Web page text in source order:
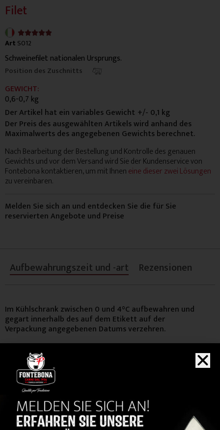
Filet

Art S012
Schweinefilet nationalen Ursprungs.
Position des Zuschnitts
GEWICHT:
0,6-0,7 kg
Der Artikel hat ein variables Gewicht +/- 0,1 kg
Der Preis des ausgewählten Artikels wird anhand des
Maximalwerts des angegebenen Gewichts berechnet.
Nach Bearbeitung der Bestellung und Kontrolle des genauen
Gewichts und vor dem Versand wird Sie der Kundenservice von
Fontebona kontaktieren, um mit Ihneneine dieser zwei Lösungen
zu vereinbaren.
Melden Sie sich an und entdecken Sie die für Sie
reservierten Angebote und Preise
Aufbewahrungszeit und -art Rezensionen
Im Kühlschrank zwischen 0 und 4°C aufbewahren und
gegart innerhalb des auf dem Etikett auf der
Verpackung angegebenen Datums verzehren.